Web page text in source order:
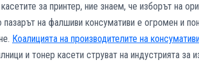
за принтер, ние знаем, че изборът на
пазарът на фалшиви консумативи е огромен и
Коалицията на производителите на
и тонер касети струват на индустрията